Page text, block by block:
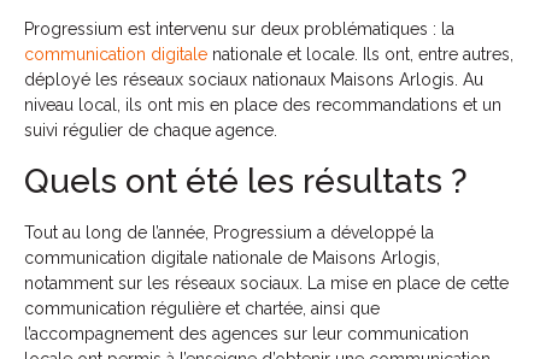
Progressium est intervenu sur deux problématiques : la
communication digitale nationale et locale. Ils ont, entre autres,
déployé les réseaux sociaux nationaux Maisons Arlogis. Au
niveau local, ils ont mis en place des recommandations et un
suivi régulier de chaque agence.
Quels ont été les résultats ?
Tout au long de l’année, Progressium a développé la
communication digitale nationale de Maisons Arlogis,
notamment sur les réseaux sociaux. La mise en place de cette
communication régulière et chartée, ainsi que
l’accompagnement des agences sur leur communication